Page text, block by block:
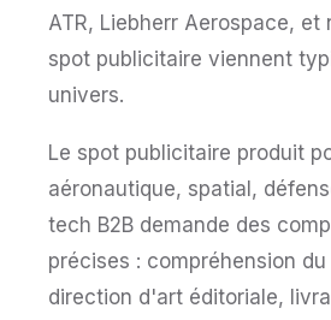
ATR, Liebherr Aerospace, et
spot publicitaire viennent
univers.
Le spot publicitaire produit
aéronautique, spatial,
tech B2B demande des
précises : compréhension du
direction d'art éditoriale,